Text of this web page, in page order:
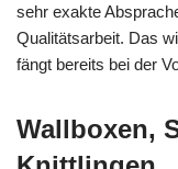
sehr exakte
Qualitätsarbeit. Das
fängt bereits bei der
Wallboxen,